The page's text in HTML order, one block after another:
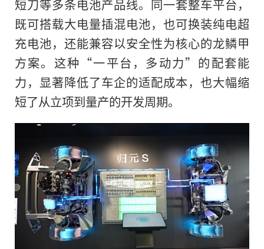
短刀等多条电池产品线。同一套整车平台，
既可搭载大电量插混电池，也可换装纯电超
充电池，还能兼容以安全性为核心的龙鳞甲
方案。这种“一平台，多动力”的配套能
力，显著降低了车企的适配成本，也大幅缩
短了从立项到量产的开发周期。